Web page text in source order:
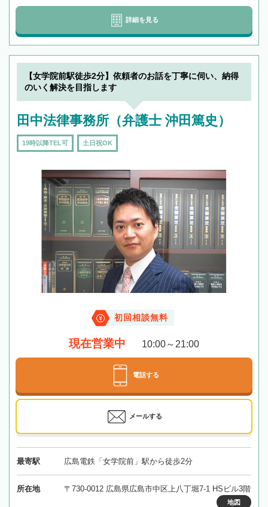
詳細を見る
【女学院前駅徒歩2分】依頼者のお話を丁寧に伺い、納得
のいく解決を目指します
田中法律事務所（弁護士 沖田篤史）
19時以降TEL可 土日祝OK
初回相談無料
現在営業中 10:00～21:00
電話する
メールする
最寄駅 広島電鉄「女学院前」駅から徒歩2分
所在地 〒730-0012 広島県広島市中区上八丁堀7-1 HSビル3階
地図